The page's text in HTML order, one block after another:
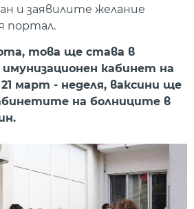
и заявилите желание
портал.
това ще става в
имунизационен кабинет на
март - неделя, ваксини ще
на болниците в